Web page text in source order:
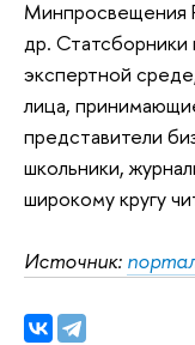
Минпросвещения
др.
экспертной
лица,
представители
школьники,
широкому кругу
Источник: